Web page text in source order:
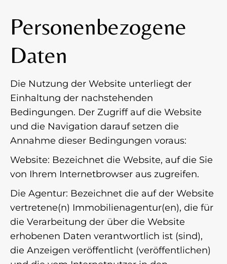
Personenbezogene
Daten
Die Nutzung der Website unterliegt der
Einhaltung der nachstehenden
Bedingungen. Der Zugriff auf die Website
und die Navigation darauf setzen die
Annahme dieser Bedingungen voraus:
Website: Bezeichnet die Website, auf die Sie
von Ihrem Internetbrowser aus zugreifen.
Die Agentur: Bezeichnet die auf der Website
vertretene(n) Immobilienagentur(en), die für
die Verarbeitung der über die Website
erhobenen Daten verantwortlich ist (sind),
die Anzeigen veröffentlicht (veröffentlichen)